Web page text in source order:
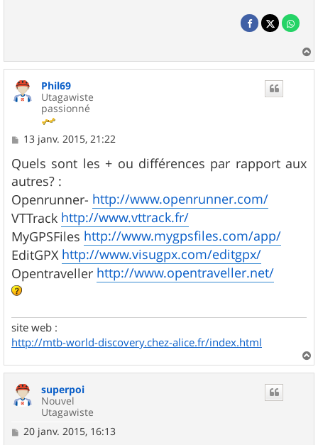
a
Phil69
Utagawiste
passionné
M
s
s
a
g
e
13 janv. 2015, 21:22
Quels sont les + ou différences par rapport aux
autres? :
Openrunner- http://www.openrunner.com/
VTTrack http://www.vttrack.fr/
MyGPSFiles http://www.mygpsfiles.com/app/
EditGPX http://www.visugpx.com/editgpx/
Opentraveller http://www.opentraveller.net/
site web :
http://mtb-world-discovery.chez-alice.fr/index.html
a
superpoi
Nouvel
Utagawiste
M
20 janv. 2015, 16:13